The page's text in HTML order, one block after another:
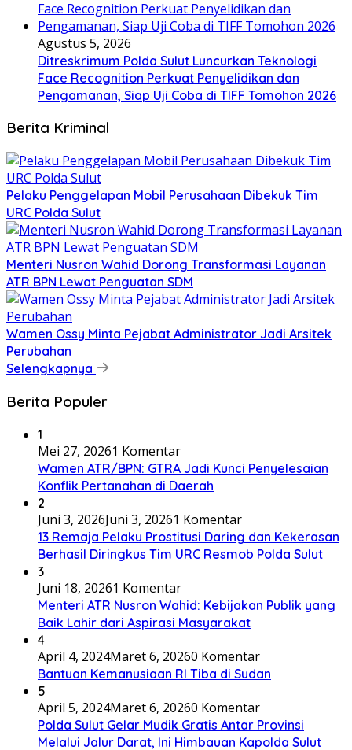
Agustus 5, 2026
Ditreskrimum Polda Sulut Luncurkan Teknologi
Face Recognition Perkuat Penyelidikan dan
Pengamanan, Siap Uji Coba di TIFF Tomohon 2026
Berita Kriminal
​Pelaku Penggelapan Mobil Perusahaan Dibekuk Tim
URC Polda Sulut
​Menteri Nusron Wahid Dorong Transformasi Layanan
ATR BPN Lewat Penguatan SDM
Wamen Ossy Minta Pejabat Administrator Jadi Arsitek
Perubahan
Selengkapnya
Berita Populer
1
Mei 27, 20261 Komentar
Wamen ATR/BPN: GTRA Jadi Kunci Penyelesaian
Konflik Pertanahan di Daerah
2
Juni 3, 2026Juni 3, 20261 Komentar
13 Remaja Pelaku Prostitusi Daring dan Kekerasan
Berhasil Diringkus Tim URC Resmob Polda Sulut
3
Juni 18, 20261 Komentar
Menteri ATR Nusron Wahid: Kebijakan Publik yang
Baik Lahir dari Aspirasi Masyarakat
4
April 4, 2024Maret 6, 20260 Komentar
Bantuan Kemanusiaan RI Tiba di Sudan
5
April 5, 2024Maret 6, 20260 Komentar
Polda Sulut Gelar Mudik Gratis Antar Provinsi
Melalui Jalur Darat, Ini Himbauan Kapolda Sulut